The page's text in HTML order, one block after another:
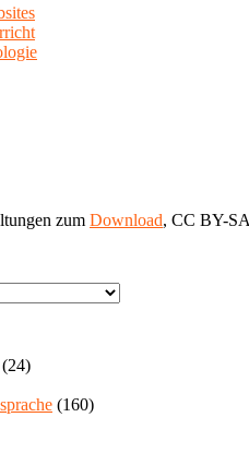
zum Download, CC BY-
(24)
(160)